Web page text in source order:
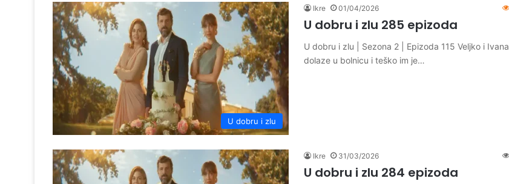
U dobru i zlu
Ikre 01/04/2026
U dobru i zlu 285 epizoda
U dobru i zlu | Sezona 2 | Epizoda 115 Veljko i Ivana
dolaze u bolnicu i teško im je…
Ikre 31/03/2026
U dobru i zlu 284 epizoda